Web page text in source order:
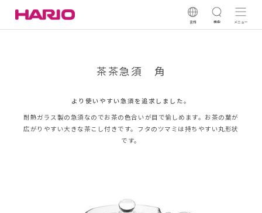
言語 検索 メニュー
茶茶急須 角
より使いやすい急須を追求しました。
耐熱ガラス製の急須なのでお茶の色合いが目で愉しめます。お茶の葉が
広がりやすい大きな茶こし付きです。フタのツマミは持ちやすい丸形状
です。